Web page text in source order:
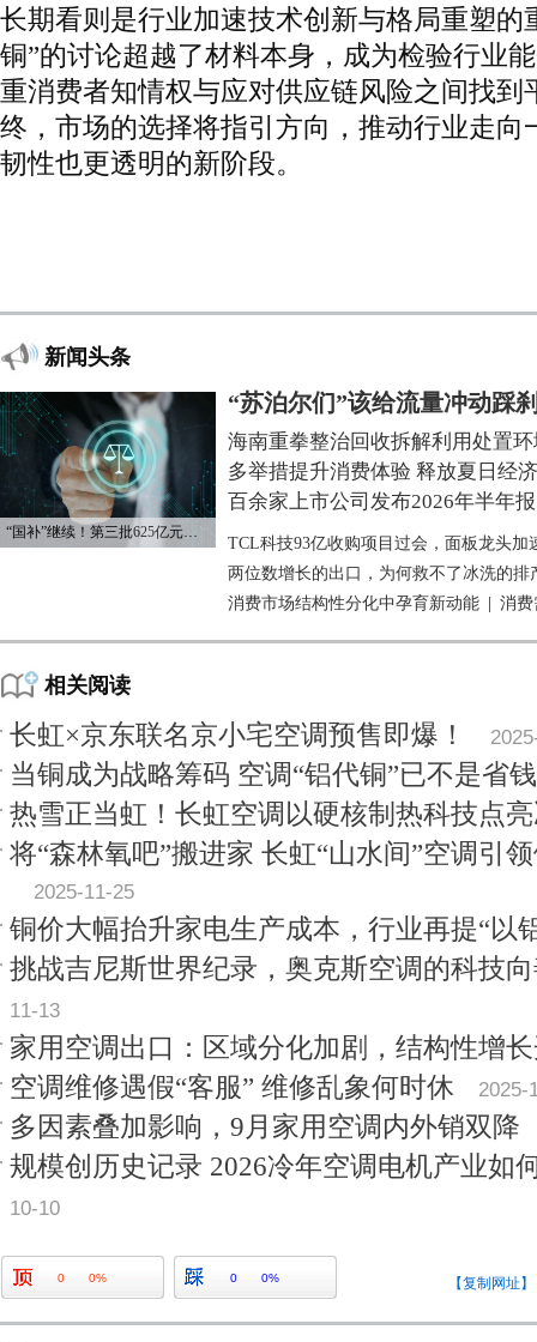
长期看则是行业加速技术创新与格局重塑的
铜”的讨论超越了材料本身，成为检验行业
重消费者知情权与应对供应链风险之间找到
终，市场的选择将指引方向，推动行业走向
韧性也更透明的新阶段。
新闻头条
“国补”继续！第三批625亿元资金已下达
“苏泊尔们”该给流量冲动踩
海南重拳整治回收拆解利用处置
多举措提升消费体验 释放夏日经
百余家上市公司发布2026年半年报
TCL科技93亿收购项目过会，面板龙头加
两位数增长的出口，为何救不了冰洗的排
消费市场结构性分化中孕育新动能
消费
相关阅读
长虹×京东联名京小宅空调预售即爆！
当铜成为战略筹码 空调“铝代铜”已不是省
热雪正当虹！长虹空调以硬核制热科技点
将“森林氧吧”搬进家 长虹“山水间”空调引
2025-11-25
铜价大幅抬升家电生产成本，行业再提“以
挑战吉尼斯世界纪录，奥克斯空调的科技
11-13
家用空调出口：区域分化加剧，结构性增
空调维修遇假“客服” 维修乱象何时休
2025-
多因素叠加影响，9月家用空调内外销双降
规模创历史记录 2026冷年空调电机产业如
10-10
0 0% 0 0% 【复制网址】